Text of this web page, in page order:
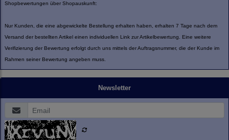
Shopbewertungen über Shopauskunft:
Nur Kunden, die eine abgewickelte Bestellung erhalten haben, erhalten 7 Tage nach dem
Versand der bestellten Artikel einen individuellen Link zur Artikelbewertung. Eine weitere
Verifizierung der Bewertung erfolgt durch uns mittels der Auftragsnummer, die der Kunde im
Rahmen seiner Bewertung angeben muss.
Newsletter